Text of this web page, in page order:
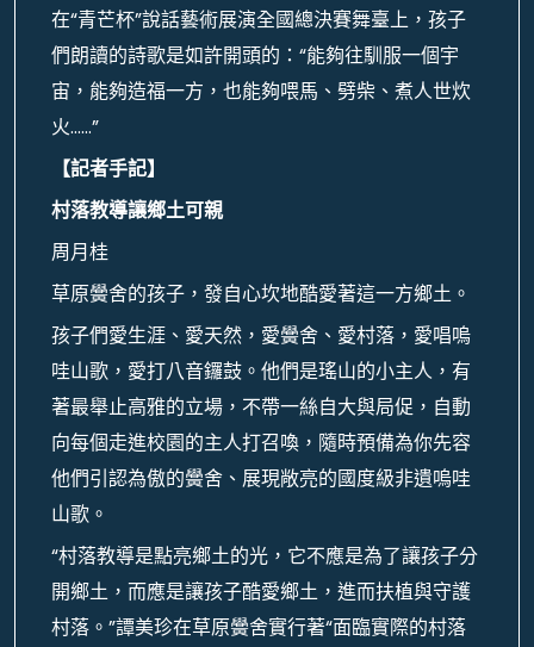
在“青芒杯”說話藝術展演全國總決賽舞臺上，孩子
們朗讀的詩歌是如許開頭的：“能夠往馴服一個宇
宙，能夠造福一方，也能夠喂馬、劈柴、煮人世炊
火……”
【記者手記】
村落教導讓鄉土可親
周月桂
草原黌舍的孩子，發自心坎地酷愛著這一方鄉土。
孩子們愛生涯、愛天然，愛黌舍、愛村落，愛唱嗚
哇山歌，愛打八音鑼鼓。他們是瑤山的小主人，有
著最舉止高雅的立場，不帶一絲自大與局促，自動
向每個走進校園的主人打召喚，隨時預備為你先容
他們引認為傲的黌舍、展現敞亮的國度級非遺嗚哇
山歌。
“村落教導是點亮鄉土的光，它不應是為了讓孩子分
開鄉土，而應是讓孩子酷愛鄉土，進而扶植與守護
村落。”譚美珍在草原黌舍實行著“面臨實際的村落